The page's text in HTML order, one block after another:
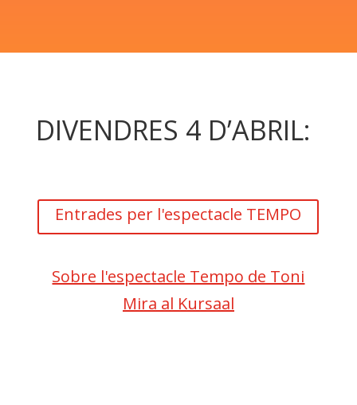
DIVENDRES 4 D’ABRIL:
Entrades per l'espectacle TEMPO
Sobre l'espectacle Tempo de Toni
Mira al Kursaal